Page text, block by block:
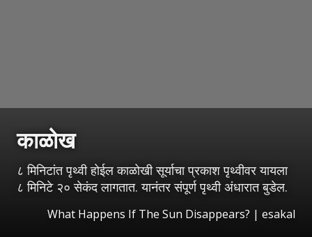
काळोख
८ मिनिटांत पृथ्वी होईल काळोखी सूर्याचा प्रकाश पृथ्वीवर यायला
८ मिनिटे २० सेकंद लागतात. यानंतर संपूर्ण पृथ्वी अंधारात बुडेल.
What Happens If The Sun Disappears? | esakal